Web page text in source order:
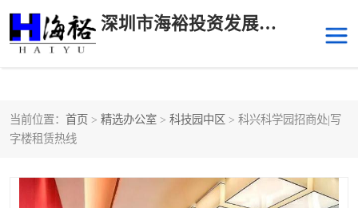
深圳市海裕投资发展有限公司
当前位置： 首页 > 精选办公室 > 科技园中区 > 科兴科学园招商处|写
字楼租赁热线
后海
科技园中区 南山华侨城